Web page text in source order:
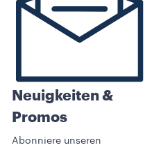
Neuigkeiten &
Promos​
Abonniere unseren